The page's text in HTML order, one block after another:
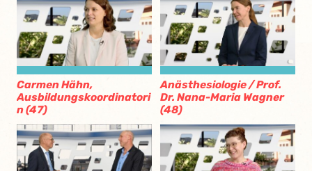
Carmen Hähn,
Ausbildungskoordinatori
n (47)
Anästhesiologie / Prof.
Dr. Nana-Maria Wagner
(48)